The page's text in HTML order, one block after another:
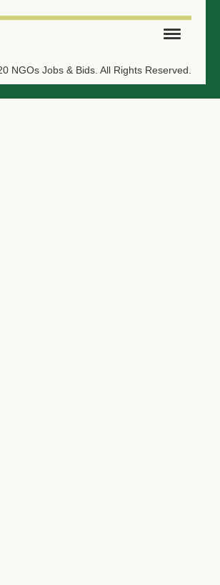
NGOs Jobs & Bids. All Rights Reserved.